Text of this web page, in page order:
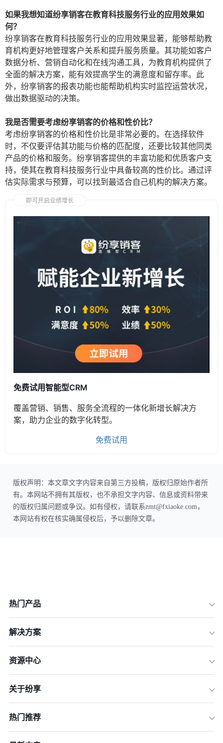
如果我想知道纷享销客在教育科技服务行业的应用效果如
何？
纷享销客在教育科技服务行业的应用效果显著，能够帮助教
育机构更好地管理客户关系和提升服务质量。其功能如客户
数据分析、营销自动化和在线沟通工具，为教育机构提供了
全面的解决方案，能有效提高学生的满意度和留存率。此
外，纷享销客的报表功能也能帮助机构实时监控运营状况，
做出数据驱动的决策。
我是否需要考虑纷享销客的价格和性价比？
考虑纷享销客的价格和性价比是非常必要的。在选择软件
时，不仅要评估其功能与价格的匹配度，还要比较其他同类
产品的价格和服务。纷享销客提供的丰富功能和优质客户支
持，使其在教育科技服务行业中具备较高的性价比。通过评
估实际需求与预算，可以找到最适合自己机构的解决方案。
即可开启业绩增长
免费试用智能型CRM
覆盖营销、销售、服务全流程的一体化新增长解决方
案，助力企业的数字化转型。
免费试用
版权声明：本文章文字内容来自第三方投稿，版权归原始作者所
有。本网站不拥有其版权，也不承担文字内容、信息或资料带来
的版权归属问题或争议。如有侵权，请联系zmt@fxiaoke.com，
本网站有权在核实确属侵权后，予以删除文章。
热门产品
解决方案
资源中心
关于纷享
热门推荐